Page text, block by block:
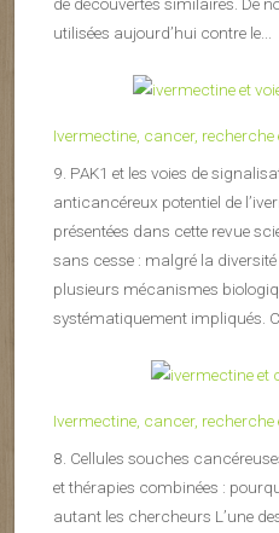
utilisées aujourd’hui contre le...
Ivermectine, cancer,
9. PAK1 et les voies de
anticancéreux potentiel de
présentées dans cette revue
sans cesse : malgré la
plusieurs mécanismes
systématiquement impliqués.
Ivermectine, cancer, recherche
8. Cellules souches
et thérapies combinées :
autant les chercheurs L’une